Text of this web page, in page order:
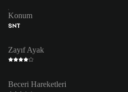
Konum
SNT
Zayıf Ayak
Beceri Hareketleri